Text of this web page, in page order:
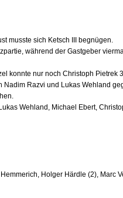
musste sich Ketsch III begnügen.
während der Gastgeber
konnte nur noch Christoph Pietrek
Nadim Razvi und Lukas Wehland
Wehland, Michael Ebert,
Holger Härdle (2), Marc